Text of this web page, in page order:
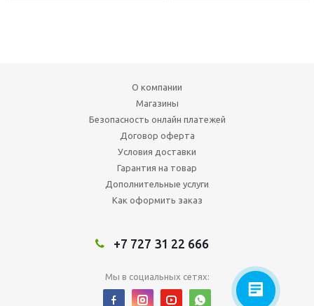
О компании
Магазины
Безопасность онлайн платежей
Договор оферта
Условия доставки
Гарантия на товар
Дополнительные услуги
Как оформить заказ
+7 727 31 22 666
Мы в социальных сетях: